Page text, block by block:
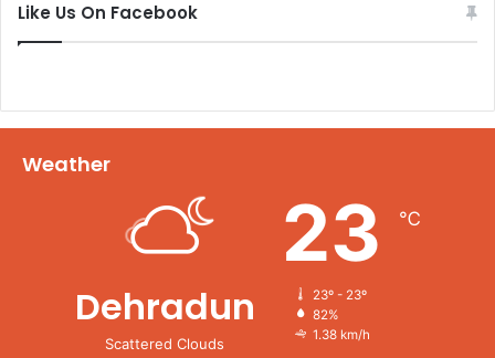
Like Us On Facebook
Weather
Dehradun
Scattered Clouds
23 ℃
23º - 23º
82%
1.38 km/h